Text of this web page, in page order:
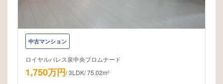
中古マンション
ロイヤルパレス泉中央プロムナード
1,750万円/3LDK/75.02m²